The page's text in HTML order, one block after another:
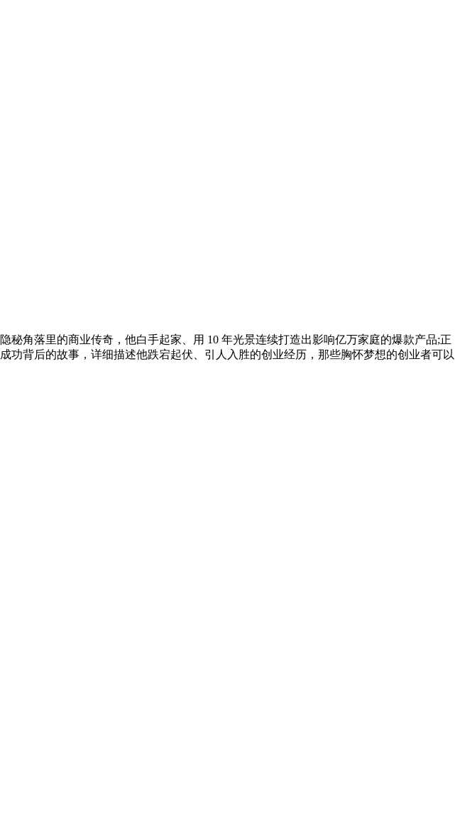
角落里的商业传奇，他白手起家、用 10 年光景连续打造出影响亿万家庭的爆款产品;正
背后的故事，详细描述他跌宕起伏、引人入胜的创业经历，那些胸怀梦想的创业者可以